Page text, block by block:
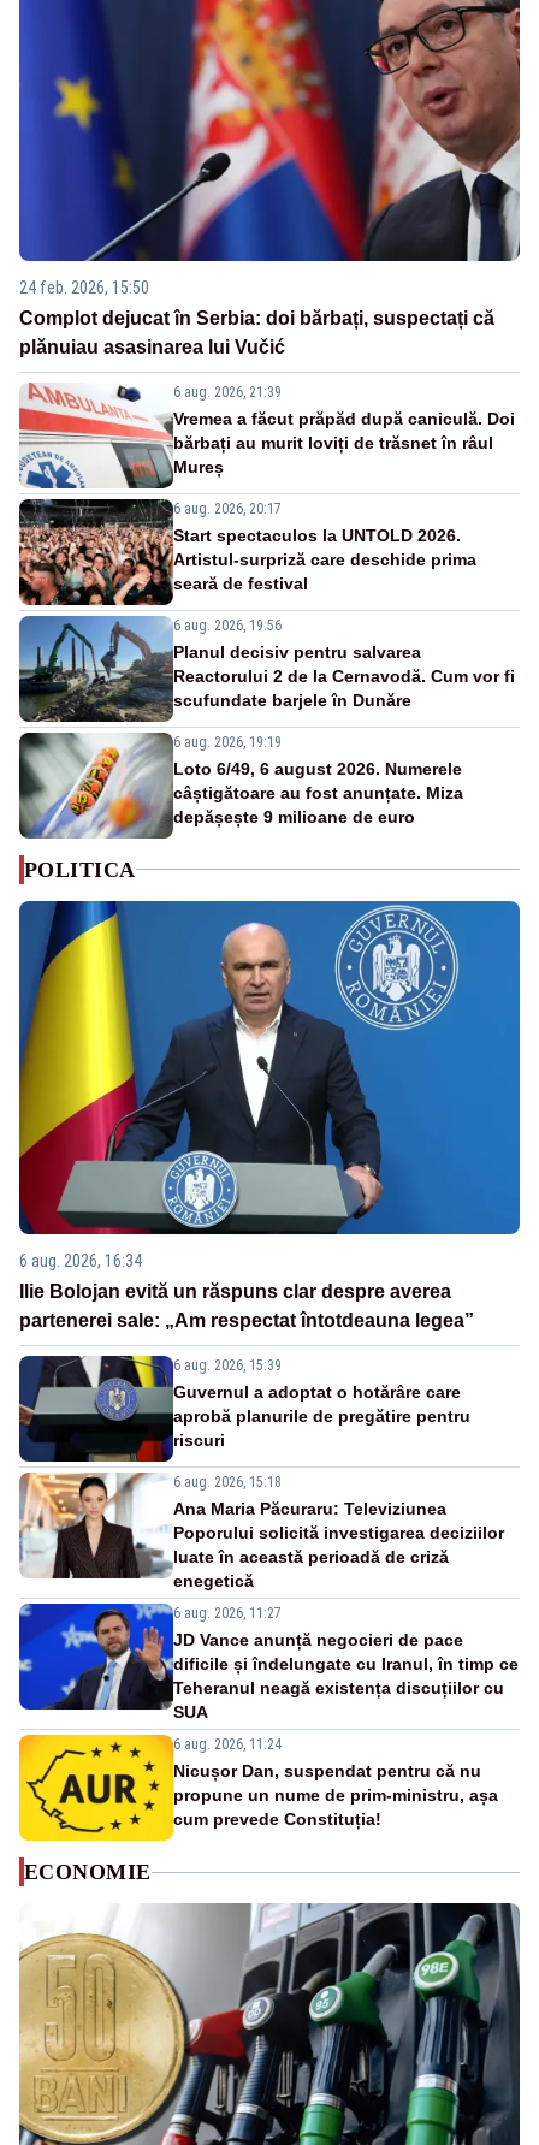
24 feb. 2026, 15:50
Complot dejucat în Serbia: doi bărbați, suspectați că
plănuiau asasinarea lui Vučić
6 aug. 2026, 21:39
Vremea a făcut prăpăd după caniculă. Doi
bărbați au murit loviți de trăsnet în râul
Mureș
6 aug. 2026, 20:17
Start spectaculos la UNTOLD 2026.
Artistul-surpriză care deschide prima
seară de festival
6 aug. 2026, 19:56
Planul decisiv pentru salvarea
Reactorului 2 de la Cernavodă. Cum vor fi
scufundate barjele în Dunăre
6 aug. 2026, 19:19
Loto 6/49, 6 august 2026. Numerele
câștigătoare au fost anunțate. Miza
depășește 9 milioane de euro
POLITICA
6 aug. 2026, 16:34
Ilie Bolojan evită un răspuns clar despre averea
partenerei sale: „Am respectat întotdeauna legea”
6 aug. 2026, 15:39
Guvernul a adoptat o hotărâre care
aprobă planurile de pregătire pentru
riscuri
6 aug. 2026, 15:18
Ana Maria Păcuraru: Televiziunea
Poporului solicită investigarea deciziilor
luate în această perioadă de criză
enegetică
6 aug. 2026, 11:27
JD Vance anunță negocieri de pace
dificile și îndelungate cu Iranul, în timp ce
Teheranul neagă existența discuțiilor cu
SUA
6 aug. 2026, 11:24
Nicușor Dan, suspendat pentru că nu
propune un nume de prim-ministru, așa
cum prevede Constituția!
ECONOMIE